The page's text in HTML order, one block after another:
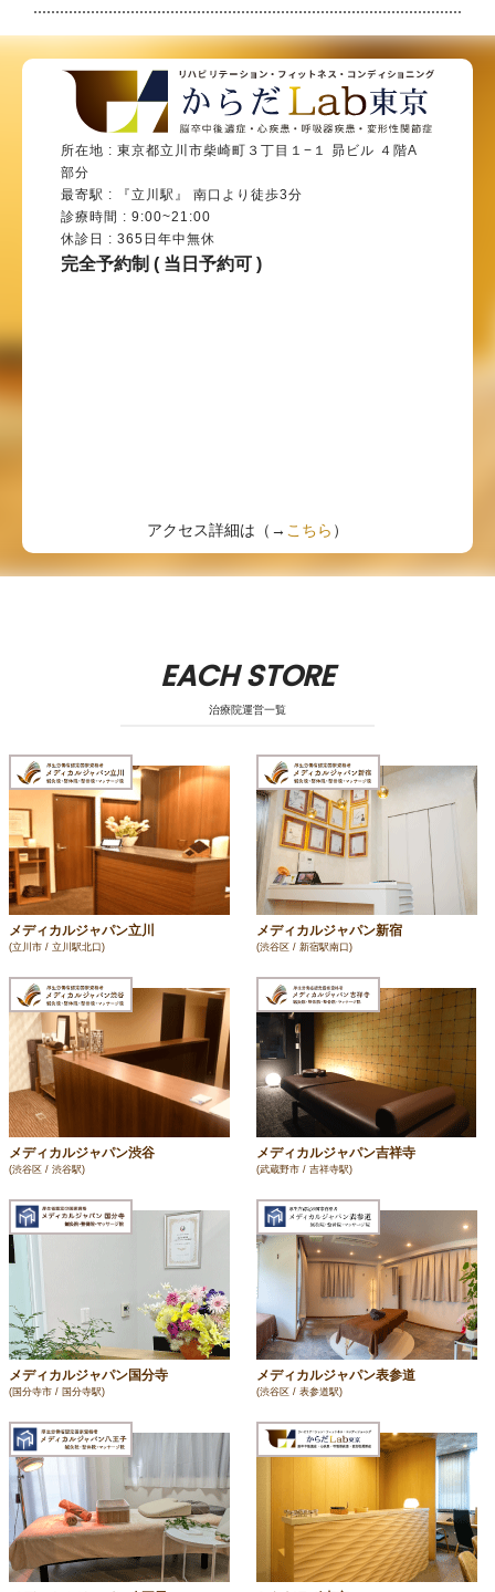
所在地 : 東京都立川市柴崎町３丁目１−１ 昴ビル ４階A
部分
最寄駅 : 『立川駅』 南口より徒歩3分
診療時間 : 9:00~21:00
休診日 : 365日年中無休
完全予約制 ( 当日予約可 )
アクセス詳細は（→ こちら ）
EACH STORE
治療院運営一覧
メディカルジャパン立川
(立川市 / 立川駅北口)
メディカルジャパン新宿
(渋谷区 / 新宿駅南口)
メディカルジャパン渋谷
(渋谷区 / 渋谷駅)
メディカルジャパン吉祥寺
(武蔵野市 / 吉祥寺駅)
メディカルジャパン国分寺
(国分寺市 / 国分寺駅)
メディカルジャパン表参道
(渋谷区 / 表参道駅)